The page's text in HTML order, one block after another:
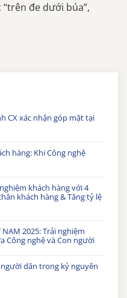
đe dưới búa”,
CX xác nhận góp mặt tại
hàng: Khi Công nghệ
khách hàng với 4
khách hàng & Tăng tỷ lệ
NAM 2025: Trải nghiệm
Công nghệ và Con người
dân trong kỷ nguyên